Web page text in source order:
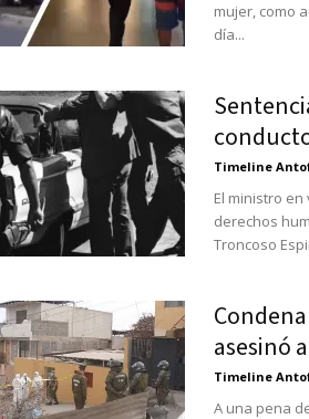
mujer, como
día...
Timeline
El ministro
derechos
Troncoso
asesinó
Timeline
A una pena